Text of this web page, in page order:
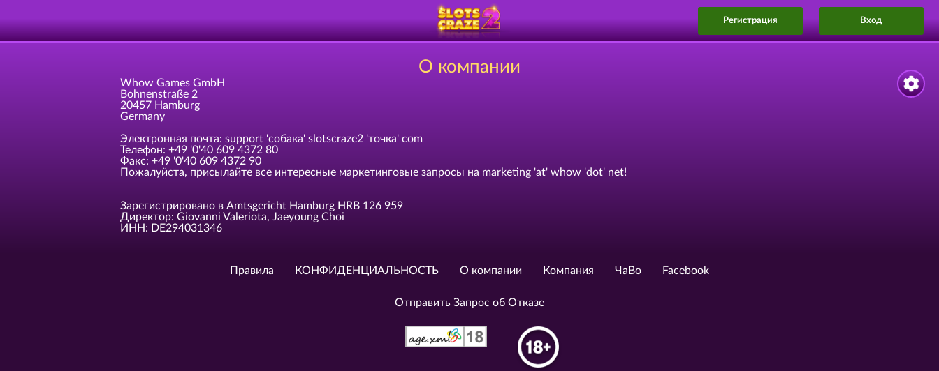
Регистрация Вход
О компании
Whow Games GmbH
Bohnenstraße 2
20457 Hamburg
Germany
Электронная почта: support 'собака' slotscraze2 'точка' com
Телефон: +49 '0'40 609 4372 80
Факс: +49 '0'40 609 4372 90
Пожалуйста, присылайте все интересные маркетинговые запросы на marketing 'at' whow 'dot' net!
Зарегистрировано в Amtsgericht Hamburg HRB 126 959
Директор: Giovanni Valeriota, Jaeyoung Choi
ИНН: DE294031346
Правила КОНФИДЕНЦИАЛЬНОСТЬ О компании Компания ЧаВо Facebook
Отправить Запрос об Отказе